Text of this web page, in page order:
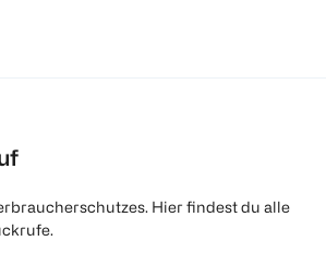
Hier findest du alle